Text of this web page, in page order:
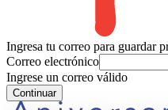
Ingresa tu correo para guardar
Correo electrónico
Ingrese un correo válido
Continuar